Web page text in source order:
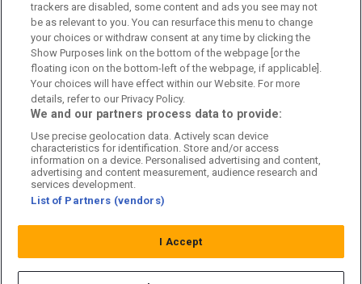
Kundtjänst
Sponsor: Rekatochklart
Annonsera på Fotbolldirekt
Redaktionell policy
Personuppgiftspolicy
Cookiepolicy
Arkiv
trackers are disabled, some content and ads you see may not
be as relevant to you. You can resurface this menu to change
your choices or withdraw consent at any time by clicking the
Show Purposes link on the bottom of the webpage [or the
floating icon on the bottom-left of the webpage, if applicable].
Your choices will have effect within our Website. For more
details, refer to our Privacy Policy.
We and our partners process data to provide:
Use precise geolocation data. Actively scan device
characteristics for identification. Store and/or access
information on a device. Personalised advertising and content,
advertising and content measurement, audience research and
services development.
List of Partners (vendors)
I Accept